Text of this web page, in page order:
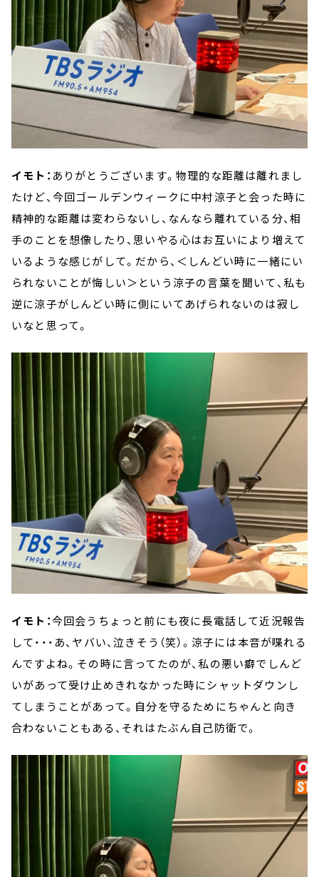
イモト： ありがとうございます。物理的な距離は離れまし
たけど、今回ゴールデンウィークに中村涼子と会った時に
精神的な距離は変わらないし、なんなら離れている分、相
手のことを想像したり、思いやる心はお互いにより増えて
いるような感じがして。だから、＜しんどい時に一緒にい
られないことが悔しい＞という涼子の言葉を聞いて、私も
逆に涼子がしんどい時に側にいてあげられないのは寂し
いなと思って。
イモト：今回会うちょっと前にも夜に長電話して近況報告
して・・・あ、ヤバい、泣きそう（笑）。涼子には本音が喋れる
んですよね。その時に言ってたのが、私の悪い癖でしんど
いがあって受け止めきれなかった時にシャットダウンし
てしまうことがあって。自分を守るためにちゃんと向き
合わないこともある、それはたぶん自己防衛で。